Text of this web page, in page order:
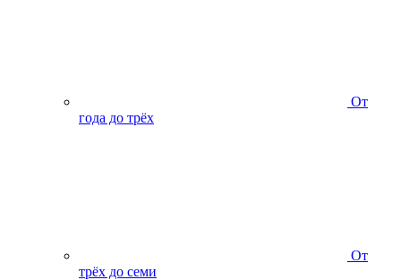
От
года до трёх
От
трёх до семи